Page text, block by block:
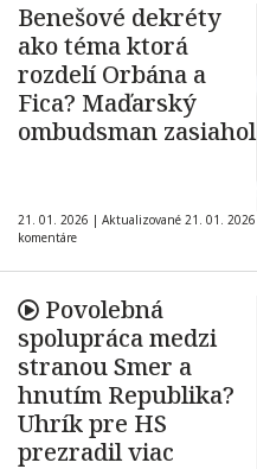
Benešové dekréty
ako téma ktorá
rozdelí Orbána a
Fica? Maďarský
ombudsman zasiahol
21. 01. 2026 | Aktualizované 21. 01. 2026
komentáre
Povolebná
spolupráca medzi
stranou Smer a
hnutím Republika?
Uhrík pre HS
prezradil viac